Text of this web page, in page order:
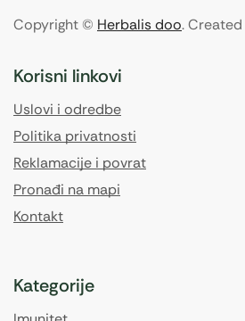
Copyright © Herbalis doo.
Korisni linkovi
Uslovi i odredbe
Politika privatnosti
Reklamacije i povrat
Pronađi na mapi
Kontakt
Kategorije